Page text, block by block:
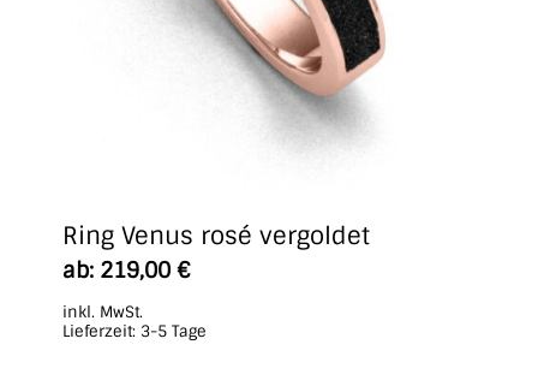
Ring Venus rosé vergoldet
ab: 219,00 €
inkl. MwSt.
Lieferzeit: 3-5 Tage